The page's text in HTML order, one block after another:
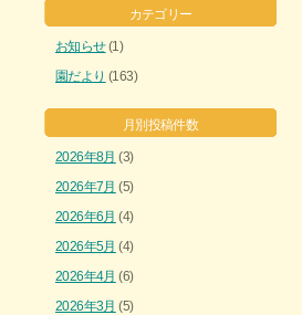
カテゴリー
お知らせ(1)
園だより (163)
月別投稿件数
2026年8月 (3)
2026年7月 (5)
2026年6月 (4)
2026年5月 (4)
2026年4月 (6)
2026年3月 (5)